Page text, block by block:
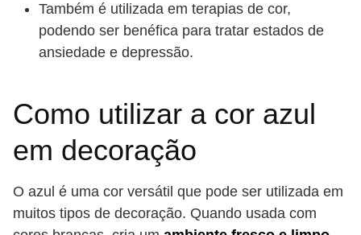
Também é utilizada em terapias de cor,
podendo ser benéfica para tratar estados de
ansiedade e depressão.
Como utilizar a cor azul
em decoração
O azul é uma cor versátil que pode ser utilizada em
muitos tipos de decoração. Quando usada com